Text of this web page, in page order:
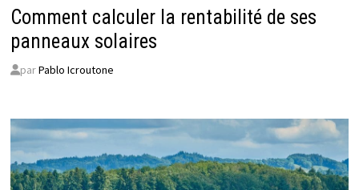
Comment calculer la rentabilité de ses
panneaux solaires
parPablo Icroutone